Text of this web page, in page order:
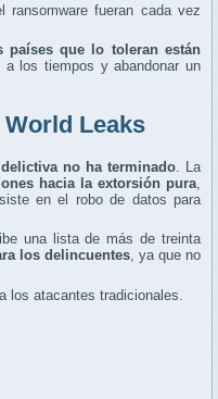
fueran cada vez
países que lo toleran están
a los tiempos y abandonar un
Leaks
no ha terminado . La
hacia la extorsión pura
en el robo de datos para
una lista de más de treinta
los delincuentes, ya que no
los atacantes tradicionales.